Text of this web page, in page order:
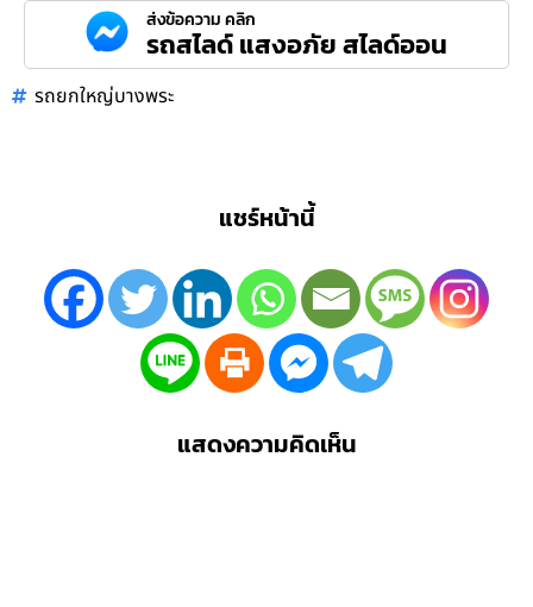
ส่งข้อความ คลิก
รถสไลด์ แสงอภัย สไลด์ออน
รถยกใหญ่บางพระ
แชร์หน้านี้
แสดงความคิดเห็น